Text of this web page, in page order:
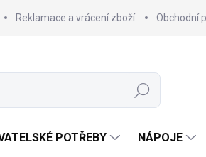
Reklamace a vrácení zboží Obchodní
Hledat
POTŘEBY NÁPOJE